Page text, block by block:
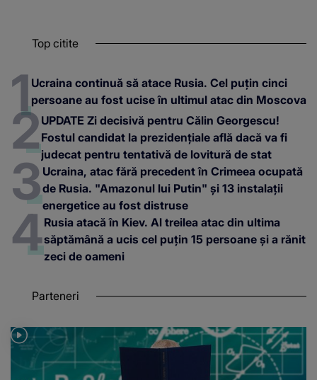
Top citite
Ucraina continuă să atace Rusia. Cel puțin cinci
persoane au fost ucise în ultimul atac din Moscova
UPDATE Zi decisivă pentru Călin Georgescu!
Fostul candidat la prezidențiale află dacă va fi
judecat pentru tentativă de lovitură de stat
Ucraina, atac fără precedent în Crimeea ocupată
de Rusia. "Amazonul lui Putin" și 13 instalații
energetice au fost distruse
Rusia atacă în Kiev. Al treilea atac din ultima
săptămână a ucis cel puțin 15 persoane și a rănit
zeci de oameni
Parteneri